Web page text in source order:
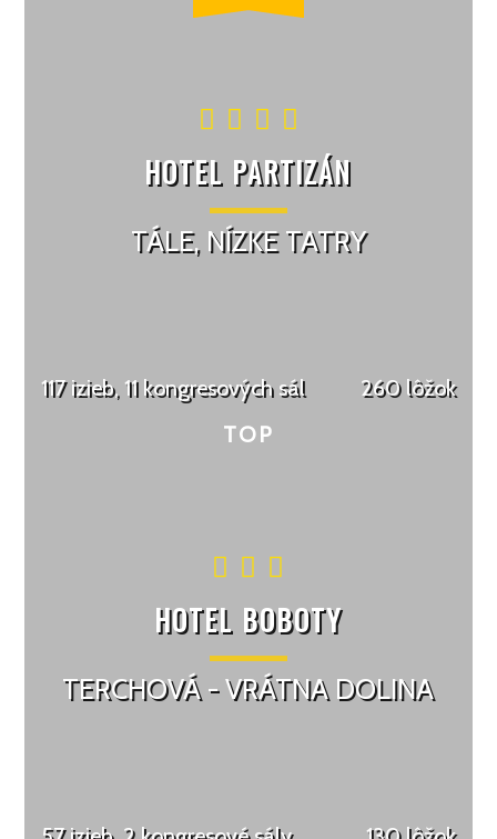
HOTEL PARTIZÁN
TÁLE, NÍZKE TATRY
117 izieb, 11 kongresových sál 260 lôžok
HOTEL BOBOTY
TERCHOVÁ - VRÁTNA DOLINA